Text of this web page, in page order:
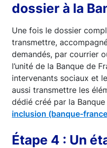
dossier à la
Une fois le dossier
transmettre,
demandés, par courrier
l’unité de la Banque de
intervenants sociaux et
aussi transmettre les
dédié créé par la
inclusion (banque-
Étape 4 : Un